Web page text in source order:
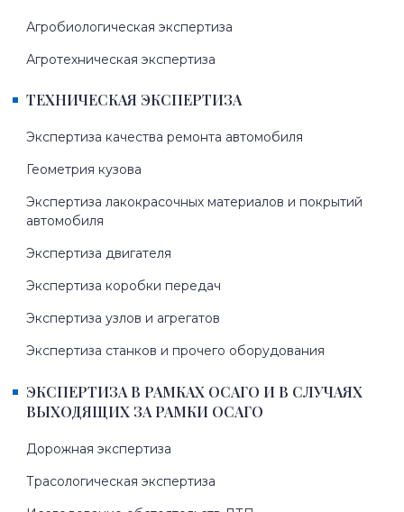
Агробиологическая экспертиза
Агротехническая экспертиза
ТЕХНИЧЕСКАЯ ЭКСПЕРТИЗА
Экспертиза качества ремонта автомобиля
Геометрия кузова
Экспертиза лакокрасочных материалов и покрытий
автомобиля
Экспертиза двигателя
Экспертиза коробки передач
Экспертиза узлов и агрегатов
Экспертиза станков и прочего оборудования
ЭКСПЕРТИЗА В РАМКАХ ОСАГО И В СЛУЧАЯХ
ВЫХОДЯЩИХ ЗА РАМКИ ОСАГО
Дорожная экспертиза
Трасологическая экспертиза